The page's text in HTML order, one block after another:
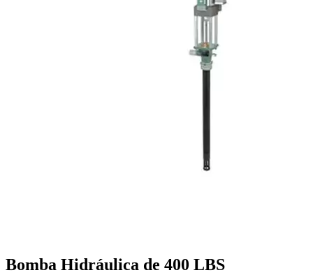
Bomba Hidráulica de 400 LBS